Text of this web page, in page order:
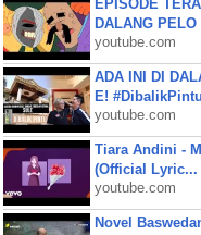
EPISODE
DALANG PELO
youtube.com
ADA INI DI
E! #DibalikPintu
youtube.com
Tiara Andini -
(Official Lyric...
youtube.com
Novel